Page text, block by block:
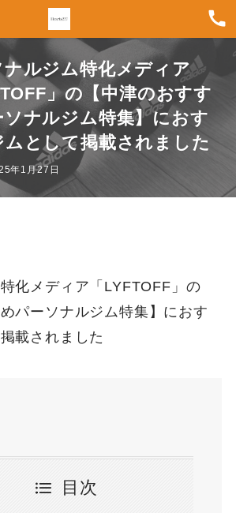
ナルジム特化メディア
」の【中津のおすす
ソナルジム特集】におす
として掲載されました
年1月27日
化メディア「LYFTOFF」の
めパーソナルジム特集】におす
載されました
目次